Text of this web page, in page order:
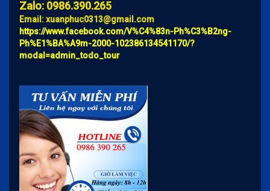
Zalo: 0986.390.265
Email: xuanphuc0313@gmail.com
https://www.facebook.com/V%C4%83n-Ph%C3%B2ng-
Ph%E1%BA%A9m-2000-102386134541170/?
modal=admin_todo_tour